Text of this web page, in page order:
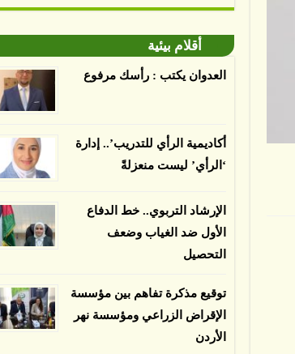
اعتمادها على أنها مستدامة تدمرت بشكل أسرع من
الأرض غير المعتمدة، وذلك حسب دراسة كشفت
الغطاء عن أي ادعاءات تقول بأن الزيت يمكن ألا
يسبب الدمار. وكشفت الدراسة فقدان المناطق
بينما فقدت المناطق غير المعتمدة 34 في المئة، وفقاً
أقلام بيئية
العدوان يكتب : رأسك مرفوع
أكاديمية الرأي للتدريب’.. إدارة
‘الرأي’ ليست منعزلةً
الإرشاد التربوي.. خط الدفاع
الأول ضد الغياب وضعف
التحصيل
توقيع مذكرة تفاهم بين مؤسسة
الإقراض الزراعي ومؤسسة نهر
الأردن